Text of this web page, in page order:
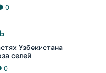
0
Узбекистана
селей
0